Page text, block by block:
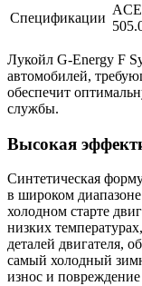
Спецификации
Лукойл G-Energy F
автомобилей,
обеспечит
службы.
Высокая
Синтетическая
в широком
холодном старте
низких
деталей двигателя,
самый холодный
износ и повреждение